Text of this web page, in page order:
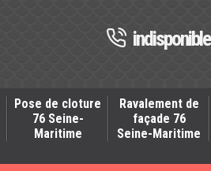
indisponible
Pose de cloture
76 Seine-
Maritime
Ravalement de
façade 76
Seine-Maritime